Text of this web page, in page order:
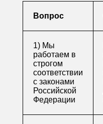
Вопрос
1) Мы
работаем в
строгом
соответствии
с законами
Российской
Федерации